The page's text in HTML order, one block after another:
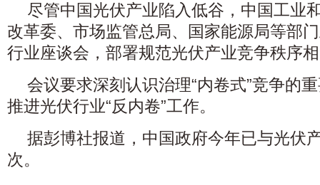
尽管中国光伏产业陷入低谷，中国工业
改革委、市场监管总局、国家能源局等部
行业座谈会 ，部署规范光伏产业竞争秩序
会议要求深刻认识治理“内卷式”竞争的
推进光伏行业“反内卷”工作。
据彭博社报道，中国政府今年已与光伏
次。